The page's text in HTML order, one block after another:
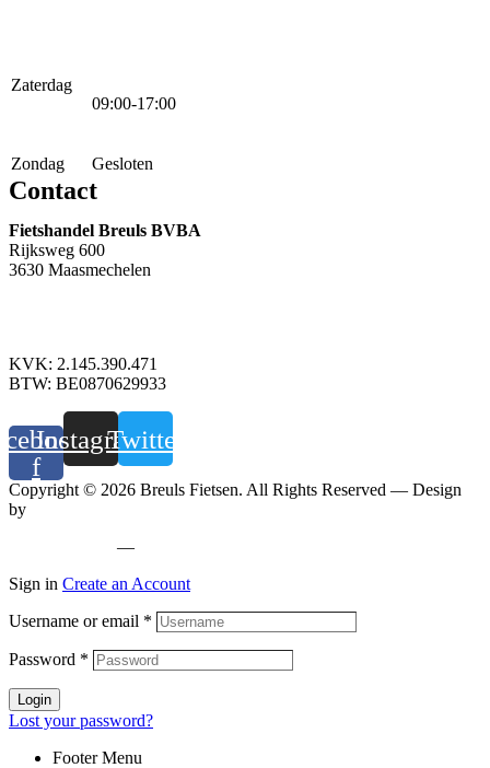
Zaterdag
09:00-17:00
Zondag Gesloten
Contact
Fietshandel Breuls BVBA
Rijksweg 600
3630 Maasmechelen
KVK: 2.145.390.471
BTW: BE0870629933
f
Instagram
Twitter
Copyright © 2026 Breuls Fietsen. All Rights Reserved — Design
by
—
Sign in Create an Account
Username or email *
Password *
Login
Lost your password?
Footer Menu